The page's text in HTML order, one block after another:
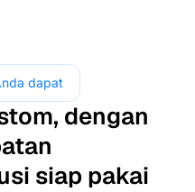
dapat
dengan
siap pakai